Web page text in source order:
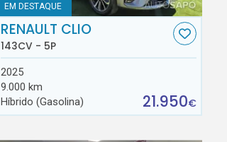
EM DESTAQUE
RENAULT CLIO
143CV - 5P
2025
9.000 km
Híbrido (Gasolina)
21.950€